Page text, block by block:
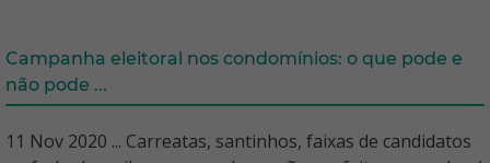
Campanha eleitoral nos condomínios: o que pode e
não pode ...
11 Nov 2020 ... Carreatas, santinhos, faixas de candidatos